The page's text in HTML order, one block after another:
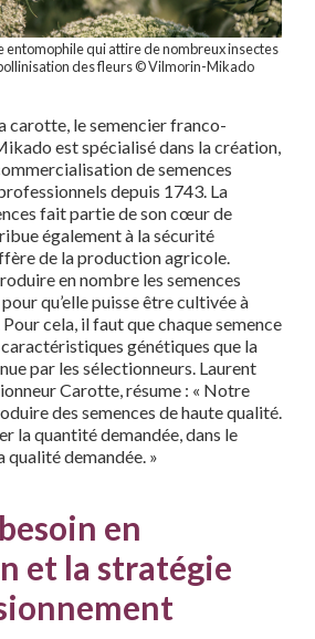
entomophile qui attire de nombreux insectes
des fleurs © Vilmorin-Mikado
carotte, le semencier franco-
est spécialisé dans la création,
de semences
depuis 1743. La
fait partie de son cœur de
également à la sécurité
de la production agricole.
en nombre les semences
qu’elle puisse être cultivée à
Pour cela, il faut que chaque semence
téristiques génétiques que la
par les sélectionneurs. Laurent
Carotte,résume : « Notre
des semences dehaute qualité.
la quantité demandée, dans le
qualité demandée. »
en
et la stratégie